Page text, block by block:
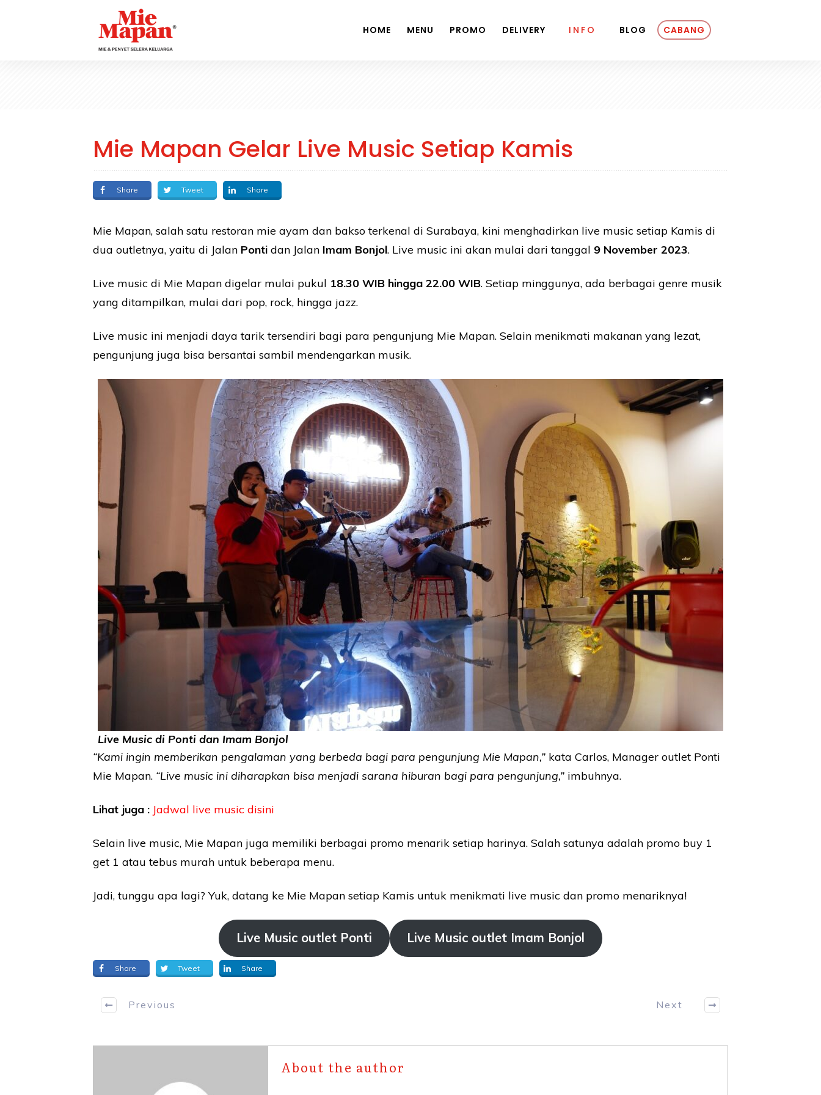
HOME MENU PROMO DELIVERY INFO BLOG CABANG
Mie Mapan Gelar Live Music Setiap Kamis
Share Tweet Share
Mie Mapan, salah satu restoran mie ayam dan bakso terkenal di Surabaya, kini menghadirkan live music setiap Kamis di
dua outletnya, yaitu di Jalan Ponti dan Jalan Imam Bonjol. Live music ini akan mulai dari tanggal 9 November 2023.
Live music di Mie Mapan digelar mulai pukul 18.30 WIB hingga 22.00 WIB. Setiap minggunya, ada berbagai genre musik
yang ditampilkan, mulai dari pop, rock, hingga jazz.
Live music ini menjadi daya tarik tersendiri bagi para pengunjung Mie Mapan. Selain menikmati makanan yang lezat,
pengunjung juga bisa bersantai sambil mendengarkan musik.
Live Music di Ponti dan Imam Bonjol
“Kami ingin memberikan pengalaman yang berbeda bagi para pengunjung Mie Mapan,” kata Carlos, Manager outlet Ponti
Mie Mapan. “Live music ini diharapkan bisa menjadi sarana hiburan bagi para pengunjung,” imbuhnya.
Lihat juga : Jadwal live music disini
Selain live music, Mie Mapan juga memiliki berbagai promo menarik setiap harinya. Salah satunya adalah promo buy 1
get 1 atau tebus murah untuk beberapa menu.
Jadi, tunggu apa lagi? Yuk, datang ke Mie Mapan setiap Kamis untuk menikmati live music dan promo menariknya!
Live Music outlet Ponti Live Music outlet Imam Bonjol
Share Tweet Share
Previous Next
About the author